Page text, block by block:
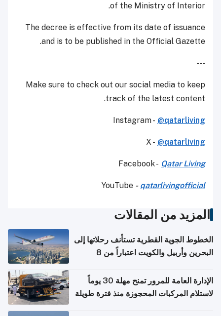
of the Ministry of Interior.
The decree is effective from its date of issuance
and is to be published in the Official Gazette.
---
Make sure to check out our social media to keep
track of the latest content.
Instagram - @qatarliving
X - @qatarliving
Facebook - Qatar Living
YouTube - qatarlivingofficial
المزيد من المقالات
الخطوط الجوية القطرية تستأنف رحلاتها إلى
البحرين وأربيل والكويت اعتباراً من 8
الإدارة العامة للمرور تمنح مهلة 30 يوماً
لاستلام المركبات المحجوزة منذ فترة طويلة